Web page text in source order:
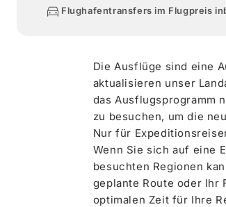
Flughafentransfers im Flugpreis
Die Ausflüge sind eine
aktualisieren unser
das Ausflugsprogramm
zu besuchen, um die
Nur für
Wenn Sie sich auf eine
besuchten Regionen
geplante Route oder Ihr
optimalen Zeit für Ihre